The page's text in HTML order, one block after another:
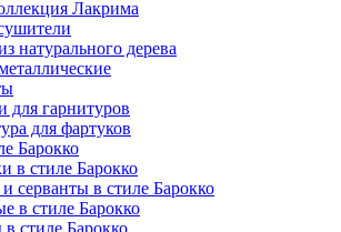
Лакрима
натурального дерева
для гарнитуров
для фартуков
Барокко
в стиле Барокко
серванты в стиле Барокко
в стиле Барокко
стиле Барокко